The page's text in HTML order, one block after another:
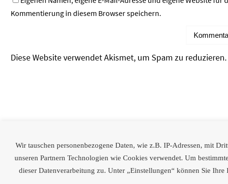
Kommentierung in diesem Browser speichern.
Diese Website verwendet Akismet, um Spam zu reduzieren.
[logoshowcase cat_id=“28″]
Wir tauschen personenbezogene Daten, wie z.B. IP-Adressen, mit
unseren Partnern Technologien wie Cookies verwendet. Um
dieser Datenverarbeitung zu. Unter „Einstellungen“ können Sie